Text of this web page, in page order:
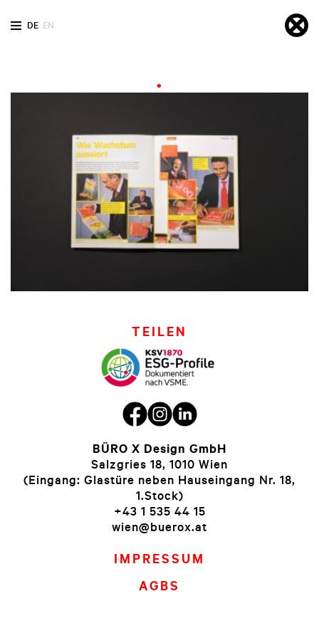
DE EN
TEILEN
BÜRO X Design GmbH
Salzgries 18, 1010 Wien
(Eingang: Glastüre neben Hauseingang Nr. 18,
1.Stock)
+43 1 535 44 15
wien@buerox.at
IMPRESSUM
AGBS